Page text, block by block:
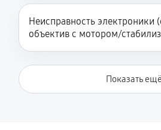
Неисправность электроники
объектив с мотором/
Показать ещё